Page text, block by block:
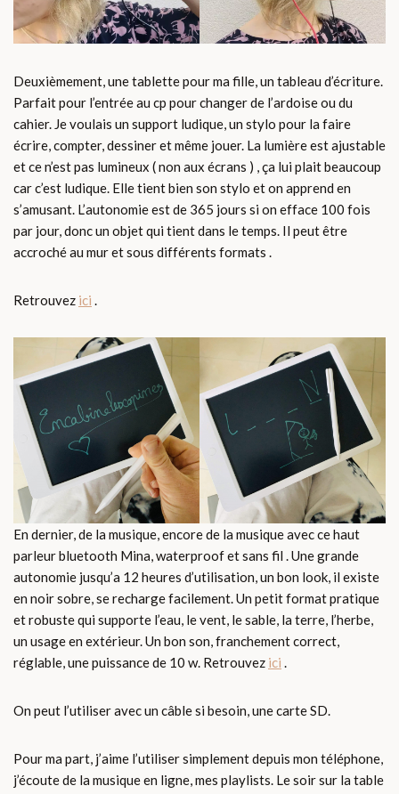
Deuxièmement, une tablette pour ma fille, un tableau d’écriture.
Parfait pour l’entrée au cp pour changer de l’ardoise ou du
cahier. Je voulais un support ludique, un stylo pour la faire
écrire, compter, dessiner et même jouer. La lumière est ajustable
et ce n’est pas lumineux ( non aux écrans ) , ça lui plait beaucoup
car c’est ludique. Elle tient bien son stylo et on apprend en
s’amusant. L’autonomie est de 365 jours si on efface 100 fois
par jour, donc un objet qui tient dans le temps. Il peut être
accroché au mur et sous différents formats .
Retrouvez ici .
En dernier, de la musique, encore de la musique avec ce haut
parleur bluetooth Mina, waterproof et sans fil . Une grande
autonomie jusqu’a 12 heures d’utilisation, un bon look, il existe
en noir sobre, se recharge facilement. Un petit format pratique
et robuste qui supporte l’eau, le vent, le sable, la terre, l’herbe,
un usage en extérieur. Un bon son, franchement correct,
réglable, une puissance de 10 w. Retrouvez ici .
On peut l’utiliser avec un câble si besoin, une carte SD.
Pour ma part, j’aime l’utiliser simplement depuis mon téléphone,
j’écoute de la musique en ligne, mes playlists. Le soir sur la table